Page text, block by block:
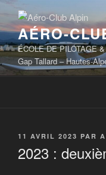
contenu
principal
AÉRO-
ÉCOLE DE PILOTAGE
Gap Tallard – Hautes-
PUBLIÉ
11 AVRIL 2023 PAR
2023 :